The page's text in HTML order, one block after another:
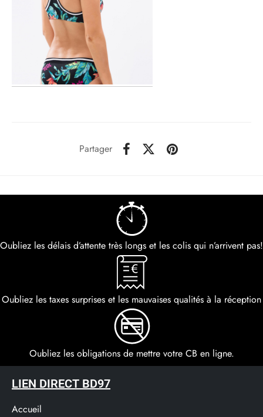
Partager
Oubliez les délais d’attente très longs et les colis qui n’arrivent pas!
Oubliez les taxes surprises et les mauvaises qualités à la réception
Oubliez les obligations de mettre votre CB en ligne.
LIEN DIRECT BD97
Accueil